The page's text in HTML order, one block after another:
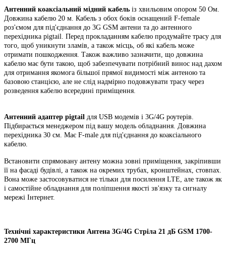
Антенний коаксіальний мідний кабель із хвильовим опором 50 Ом.
Довжина кабелю 20 м. Кабель з обох боків оснащений F-female
роз'ємом для під'єднання до 3G GSM антени та до антенного
перехідника pigtail. Перед прокладанням кабелю продумайте трасу для
того, щоб уникнути зламів, а також місць, об які кабель може
отримати пошкодження. Також важливо зазначити, що довжина
кабелю має бути такою, щоб забезпечувати потрібний винос над дахом
для отримання якомога більшої прямої видимості між антеною та
базовою станцією, але не слід надмірно подовжувати трасу через
розведення кабелю всередині приміщення.
Антенний адаптер pigtail для USB модемів і 3G/4G роутерів.
Підбирається менеджером під вашу модель обладнання. Довжина
перехідника 30 см. Має F-male для під'єднання до коаксіального
кабелю.
Встановити спрямовану антену можна зовні приміщення, закріпивши
її на фасаді будівлі, а також на окремих трубах, кронштейнах, стовпах.
Вона може застосовуватися не тільки для посилення LTE, але також як
і самостійне обладнання для поліпшення якості зв'язку та сигналу
мережі Інтернет.
Технічні характеристики Антена 3G/4G Стріла 21 дБ GSM 1700-
2700 МГц